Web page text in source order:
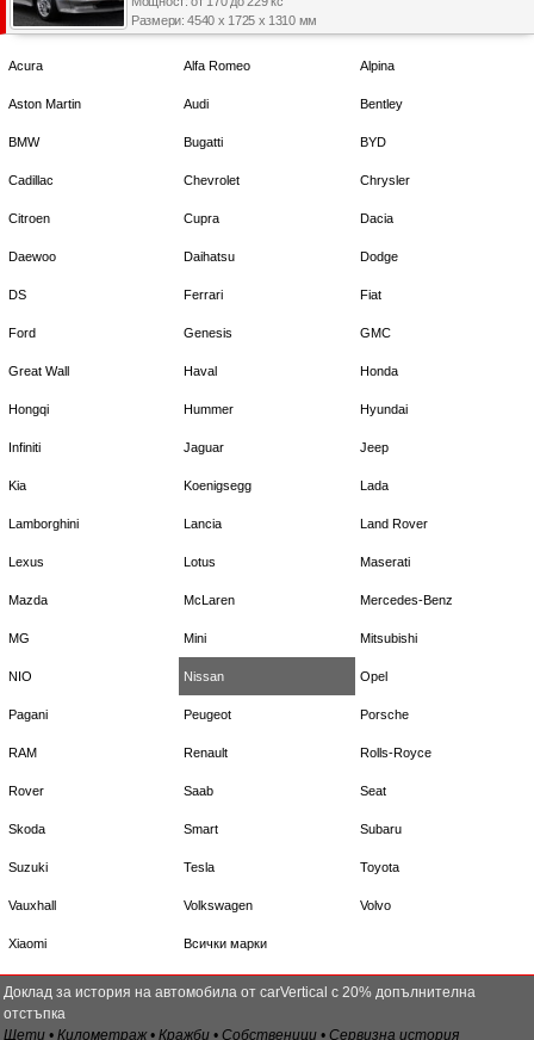
Размери: 4540 x 1725 x 1310 мм
Acura Alfa Romeo Alpina
Aston Martin Audi Bentley
BMW Bugatti BYD
Cadillac Chevrolet Chrysler
Citroen Cupra Dacia
Daewoo Daihatsu Dodge
DS Ferrari Fiat
Ford Genesis GMC
Great Wall Haval Honda
Hongqi Hummer Hyundai
Infiniti Jaguar Jeep
Kia Koenigsegg Lada
Lamborghini Lancia Land Rover
Lexus Lotus Maserati
Mazda McLaren Mercedes-Benz
MG Mini Mitsubishi
NIO Nissan Opel
Pagani Peugeot Porsche
RAM Renault Rolls-Royce
Rover Saab Seat
Skoda Smart Subaru
Suzuki Tesla Toyota
Vauxhall Volkswagen Volvo
Xiaomi Всички марки
Доклад за история на автомобила от carVertical с 20% допълнителна
отстъпка
Щети • Километраж • Кражби • Собственици • Сервизна история